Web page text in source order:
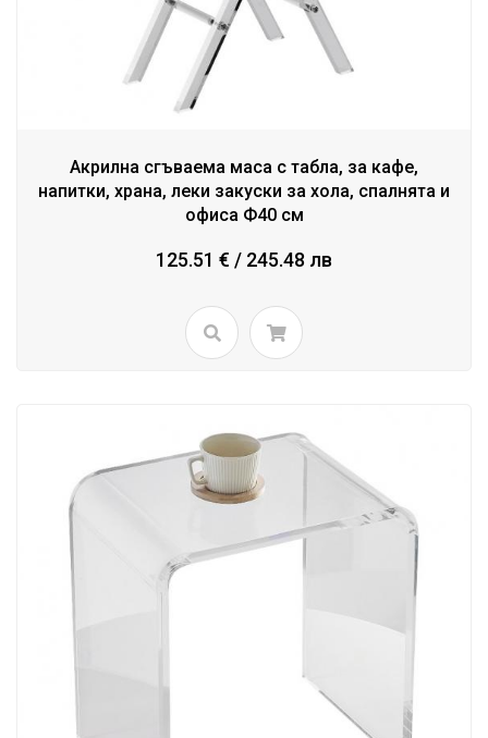
Акрилна сгъваема маса с табла, за кафе,
напитки, храна, леки закуски за хола, спалнята и
офиса Ф40 см
125.51 € / 245.48 лв